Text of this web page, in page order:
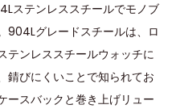
ステンレススチールでモノブ
904Lグレードスチールは、ロ
テンレススチールウォッチに
錆びにくいことで知られてお
ースバックと巻き上げリュー